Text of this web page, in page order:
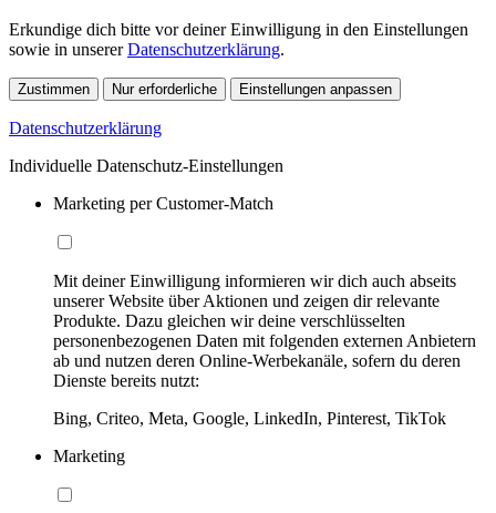
Erkundige dich bitte vor deiner Einwilligung in den Einstellungen
sowie in unsererDatenschutzerklärung.
Zustimmen Nur erforderliche Einstellungen anpassen
Datenschutzerklärung
Individuelle Datenschutz-Einstellungen
Marketing per Customer-Match
Mit deiner Einwilligung informieren wir dich auch abseits
unserer Website über Aktionen und zeigen dir relevante
Produkte. Dazu gleichen wir deine verschlüsselten
personenbezogenen Daten mit folgenden externen Anbietern
ab und nutzen deren Online-Werbekanäle, sofern du deren
Dienste bereits nutzt:
Bing, Criteo, Meta, Google, LinkedIn, Pinterest, TikTok
Marketing